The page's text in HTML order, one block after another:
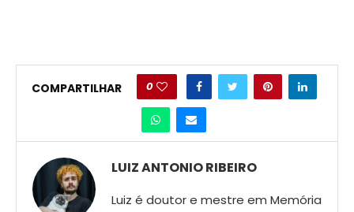
COMPARTILHAR 0
LUIZ ANTONIO RIBEIRO
Luiz é doutor e mestre em Memória